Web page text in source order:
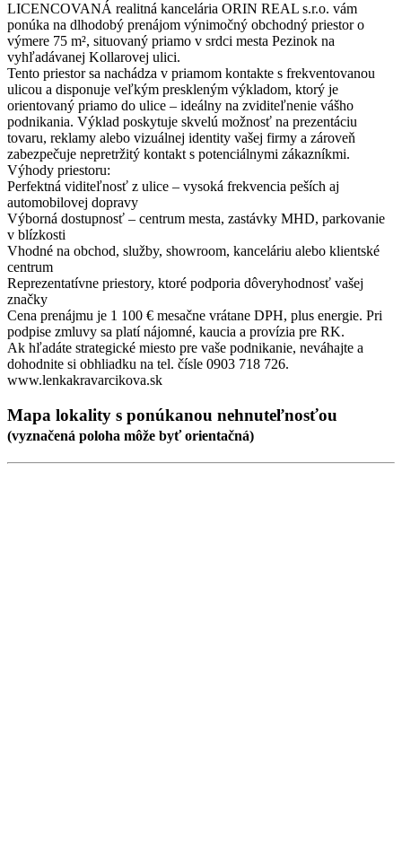
LICENCOVANÁ realitná kancelária ORIN REAL s.r.o. vám
ponúka na dlhodobý prenájom výnimočný obchodný priestor o
výmere 75 m², situovaný priamo v srdci mesta Pezinok na
vyhľadávanej Kollarovej ulici.
Tento priestor sa nachádza v priamom kontakte s frekventovanou
ulicou a disponuje veľkým preskleným výkladom, ktorý je
orientovaný priamo do ulice – ideálny na zviditeľnenie vášho
podnikania. Výklad poskytuje skvelú možnosť na prezentáciu
tovaru, reklamy alebo vizuálnej identity vašej firmy a zároveň
zabezpečuje nepretržitý kontakt s potenciálnymi zákazníkmi.
Výhody priestoru:
Perfektná viditeľnosť z ulice – vysoká frekvencia peších aj
automobilovej dopravy
Výborná dostupnosť – centrum mesta, zastávky MHD, parkovanie
v blízkosti
Vhodné na obchod, služby, showroom, kanceláriu alebo klientské
centrum
Reprezentatívne priestory, ktoré podporia dôveryhodnosť vašej
značky
Cena prenájmu je 1 100 € mesačne vrátane DPH, plus energie. Pri
podpise zmluvy sa platí nájomné, kaucia a provízia pre RK.
Ak hľadáte strategické miesto pre vaše podnikanie, neváhajte a
dohodnite si obhliadku na tel. čísle 0903 718 726.
www.lenkakravarcikova.sk
Mapa lokality s ponúkanou nehnuteľnosťou
(vyznačená poloha môže byť orientačná)